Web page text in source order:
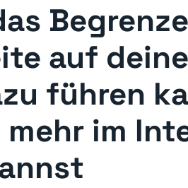
auf
führen
im